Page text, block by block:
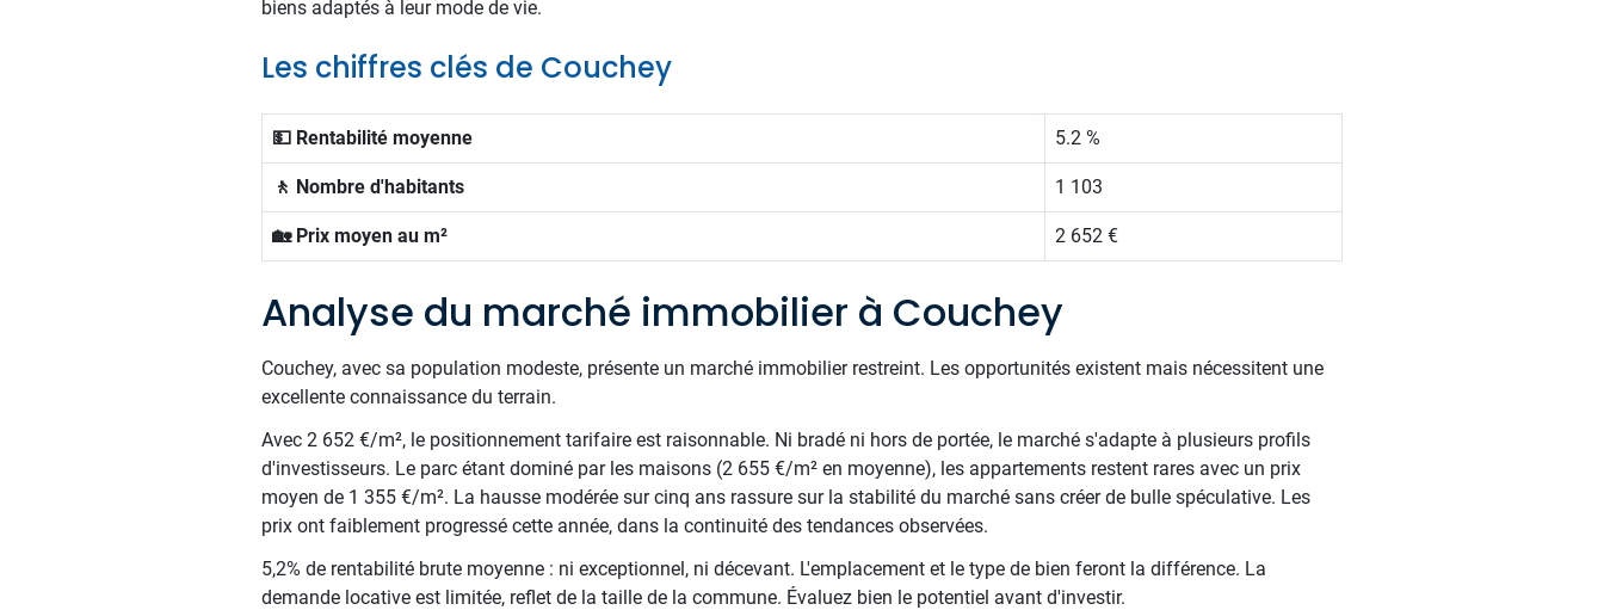
biens adaptés à leur mode de vie.
Les chiffres clés de Couchey
💵 Rentabilité moyenne 5.2 %
🚶 Nombre d'habitants 1 103
🏡 Prix moyen au m² 2 652 €
Analyse du marché immobilier à Couchey
Couchey, avec sa population modeste, présente un marché immobilier restreint. Les opportunités existent mais nécessitent une
excellente connaissance du terrain.
Avec 2 652 €/m², le positionnement tarifaire est raisonnable. Ni bradé ni hors de portée, le marché s'adapte à plusieurs profils
d'investisseurs. Le parc étant dominé par les maisons (2 655 €/m² en moyenne), les appartements restent rares avec un prix
moyen de 1 355 €/m². La hausse modérée sur cinq ans rassure sur la stabilité du marché sans créer de bulle spéculative. Les
prix ont faiblement progressé cette année, dans la continuité des tendances observées.
5,2% de rentabilité brute moyenne : ni exceptionnel, ni décevant. L'emplacement et le type de bien feront la différence. La
demande locative est limitée, reflet de la taille de la commune. Évaluez bien le potentiel avant d'investir.